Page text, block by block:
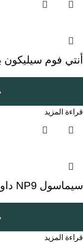
أنتي فوم سيليكون
قراءة المزيد
سيماسول NP9 داو امريكي
قراءة المزيد